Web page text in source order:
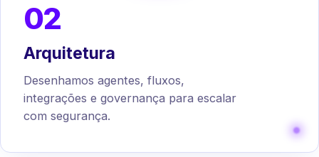
02
Arquitetura
Desenhamos agentes, fluxos,
integrações e governança para escalar
com segurança.